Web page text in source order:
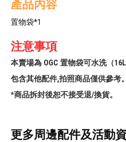
產品內容
置物袋*1
注意事項
本賣場為 OGC 置物袋可水洗（
包含其他配件,拍照商品僅供參考。
*商品拆封後恕不接受退/換貨。
更多周邊配件及活動